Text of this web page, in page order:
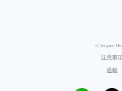
© Inspire
注意事項
通報